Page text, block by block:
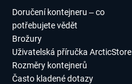
Doručení kontejneru – co
potřebujete vědět
Brožury
Uživatelská příručka ArcticStore
Rozměry kontejnerů
Často kladené dotazy